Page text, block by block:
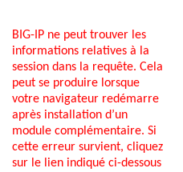
BIG-IP ne peut trouver les
informations relatives à la
session dans la requête. Cela
peut se produire lorsque
votre navigateur redémarre
après installation d’un
module complémentaire. Si
cette erreur survient, cliquez
sur le lien indiqué ci-dessous